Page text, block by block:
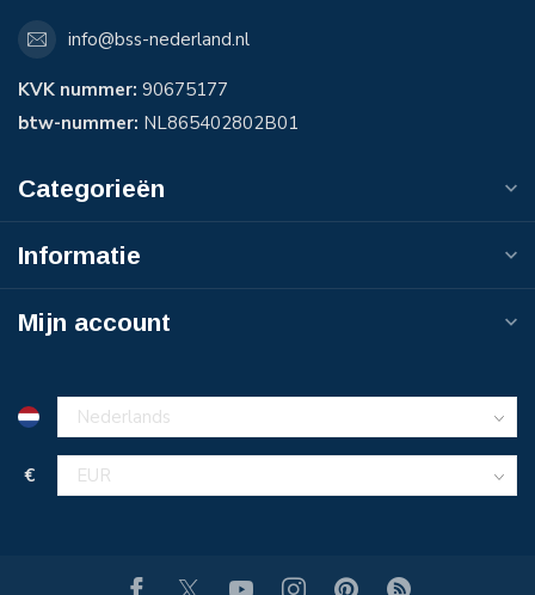
info@bss-nederland.nl
KVK nummer: 90675177
btw-nummer: NL865402802B01
Categorieën
Informatie
Mijn account
€